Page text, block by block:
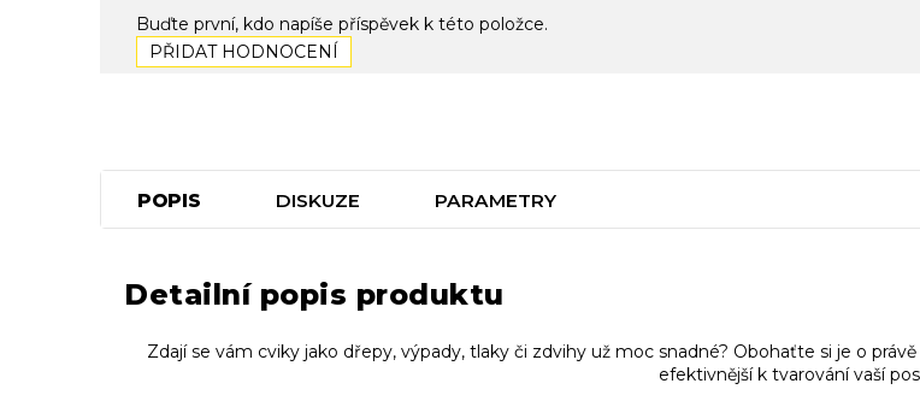
Buďte první, kdo napíše příspěvek k této položce.
PŘIDAT HODNOCENÍ
POPIS DISKUZE PARAMETRY
Detailní popis produktu
Zdají se vám cviky jako dřepy, výpady, tlaky či zdvihy už moc snadné? Obohaťte si je o
efektivnější k tvarování vaší